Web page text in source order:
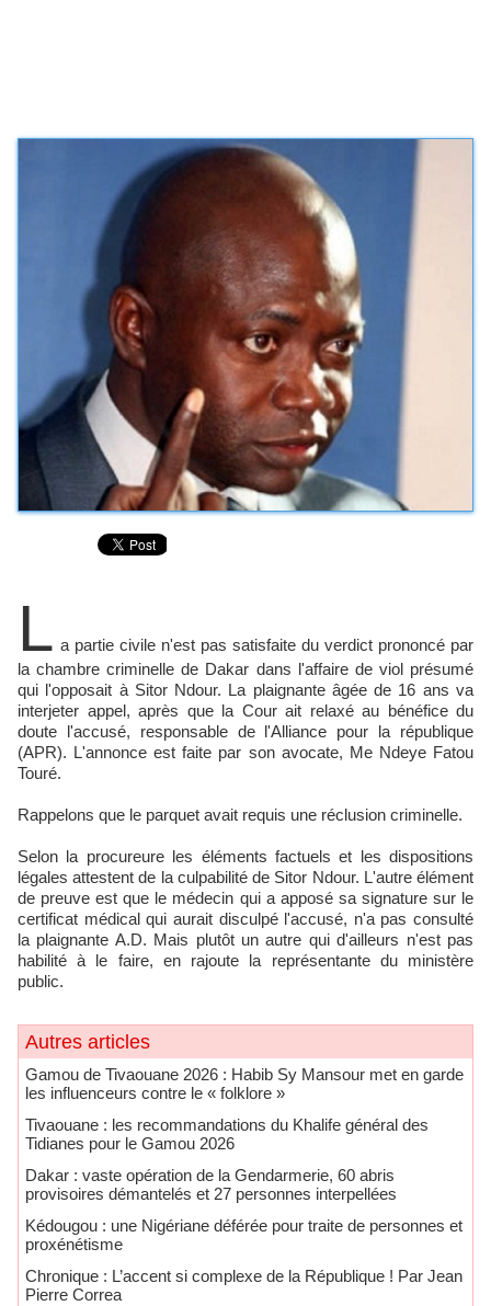
L a partie civile n'est pas satisfaite du verdict prononcé par
la chambre criminelle de Dakar dans l'affaire de viol présumé
qui l'opposait à Sitor Ndour. La plaignante âgée de 16 ans va
interjeter appel, après que la Cour ait relaxé au bénéfice du
doute l'accusé, responsable de l'Alliance pour la république
(APR). L'annonce est faite par son avocate, Me Ndeye Fatou
Touré.
Rappelons que le parquet avait requis une réclusion criminelle.
Selon la procureure les éléments factuels et les dispositions
légales attestent de la culpabilité de Sitor Ndour. L'autre élément
de preuve est que le médecin qui a apposé sa signature sur le
certificat médical qui aurait disculpé l'accusé, n'a pas consulté
la plaignante A.D. Mais plutôt un autre qui d'ailleurs n'est pas
habilité à le faire, en rajoute la représentante du ministère
public.
Autres articles
Gamou de Tivaouane 2026 : Habib Sy Mansour met en garde
les influenceurs contre le « folklore »
Tivaouane : les recommandations du Khalife général des
Tidianes pour le Gamou 2026
Dakar : vaste opération de la Gendarmerie, 60 abris
provisoires démantelés et 27 personnes interpellées
Kédougou : une Nigériane déférée pour traite de personnes et
proxénétisme
Chronique : L’accent si complexe de la République ! Par Jean
Pierre Correa